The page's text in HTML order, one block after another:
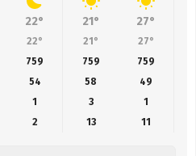
22° 21° 27°
22° 21° 27°
759 759 759
54 58 49
1 3
1
2 13 11